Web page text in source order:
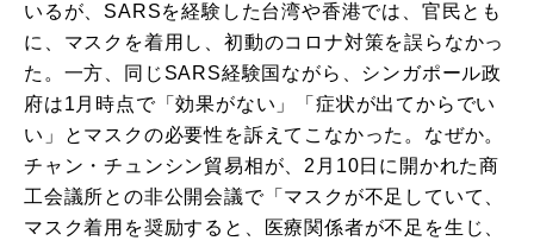
いるが、SARSを経験した台湾や香港では、官民とも
に、マスクを着用し、初動のコロナ対策を誤らなかっ
た。一方、同じSARS経験国ながら、シンガポール政
府は1月時点で「効果がない」「症状が出てからでい
い」とマスクの必要性を訴えてこなかった。なぜか。
チャン・チュンシン貿易相が、2月10日に開かれた商
工会議所との非公開会議で「マスクが不足していて、
マスク着用を奨励すると、医療関係者が不足を生じ、